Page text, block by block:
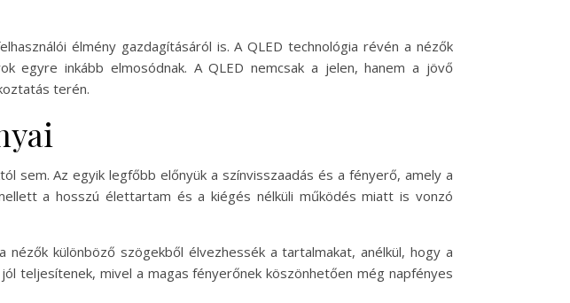
élmény gazdagításáról is. A QLED technológia révén a nézők
egyre inkább elmosódnak. A QLED nemcsak a jelen, hanem a jövő
terén.
sem. Az egyik legfőbb előnyük a színvisszaadás és a fényerő, amely a
a hosszú élettartam és a kiégés nélküli működés miatt is vonzó
különböző szögekből élvezhessék a tartalmakat, anélkül, hogy a
teljesítenek, mivel a magas fényerőnek köszönhetően még napfényes